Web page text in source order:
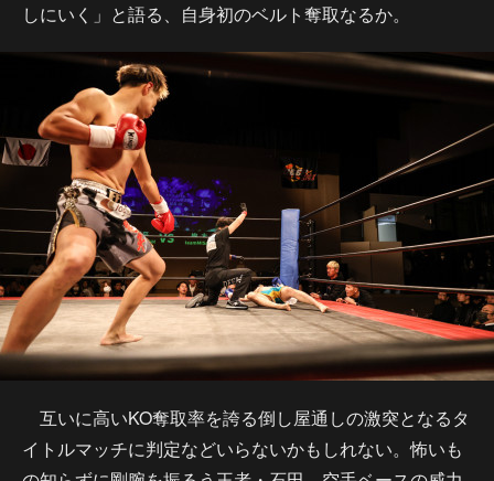
しにいく」と語る、自身初のベルト奪取なるか。
互いに高いKO奪取率を誇る倒し屋通しの激突となるタ
イトルマッチに判定などいらないかもしれない。怖いも